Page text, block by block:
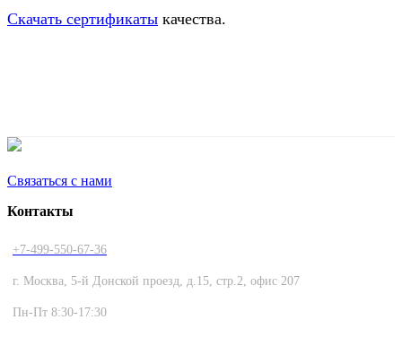
Скачать сертификаты качества.
Связаться с нами
Контакты
+7-499-550-67-36
г. Москва, 5-й Донской проезд, д.15, стр.2, офис 207
Пн-Пт 8:30-17:30